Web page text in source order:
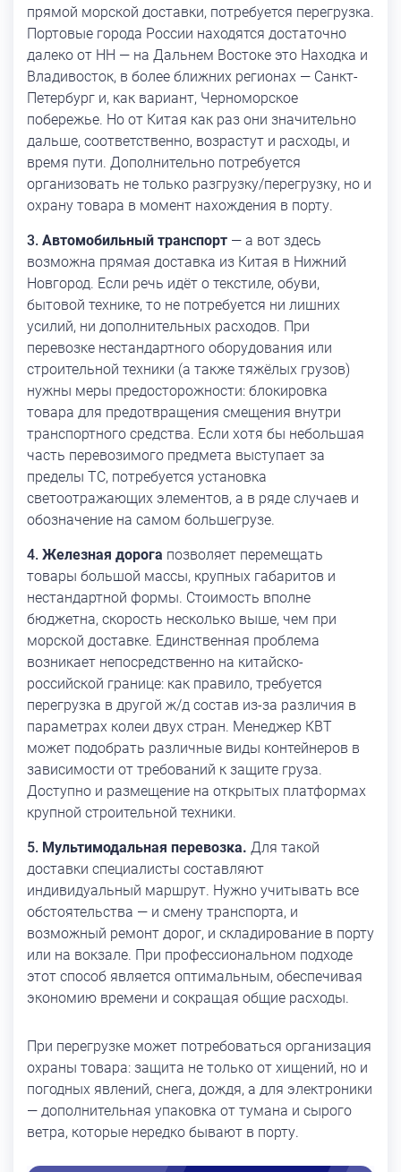
прямой морской доставки, потребуется перегрузка.
Портовые города России находятся достаточно
далеко от НН — на Дальнем Востоке это Находка и
Владивосток, в более ближних регионах — Санкт-
Петербург и, как вариант, Черноморское
побережье. Но от Китая как раз они значительно
дальше, соответственно, возрастут и расходы, и
время пути. Дополнительно потребуется
организовать не только разгрузку/перегрузку, но и
охрану товара в момент нахождения в порту.
Автомобильный транспорт — а вот здесь
возможна прямая доставка из Китая в Нижний
Новгород. Если речь идёт о текстиле, обуви,
бытовой технике, то не потребуется ни лишних
усилий, ни дополнительных расходов. При
перевозке нестандартного оборудования или
строительной техники (а также тяжёлых грузов)
нужны меры предосторожности: блокировка
товара для предотвращения смещения внутри
транспортного средства. Если хотя бы небольшая
часть перевозимого предмета выступает за
пределы ТС, потребуется установка
светоотражающих элементов, а в ряде случаев и
обозначение на самом большегрузе.
Железная дорога позволяет перемещать
товары большой массы, крупных габаритов и
нестандартной формы. Стоимость вполне
бюджетна, скорость несколько выше, чем при
морской доставке. Единственная проблема
возникает непосредственно на китайско-
российской границе: как правило, требуется
перегрузка в другой ж/д состав из-за различия в
параметрах колеи двух стран. Менеджер КВТ
может подобрать различные виды контейнеров в
зависимости от требований к защите груза.
Доступно и размещение на открытых платформах
крупной строительной техники.
Мультимодальная перевозка. Для такой
доставки специалисты составляют
индивидуальный маршрут. Нужно учитывать все
обстоятельства — и смену транспорта, и
возможный ремонт дорог, и складирование в порту
или на вокзале. При профессиональном подходе
этот способ является оптимальным, обеспечивая
экономию времени и сокращая общие расходы.
При перегрузке может потребоваться организация
охраны товара: защита не только от хищений, но и
погодных явлений, снега, дождя, а для электроники
— дополнительная упаковка от тумана и сырого
ветра, которые нередко бывают в порту.